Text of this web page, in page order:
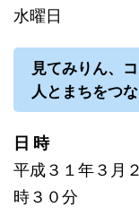
水曜日
見てみりん、
人とまちをつ
日 時
平成３１年３月
時３０分